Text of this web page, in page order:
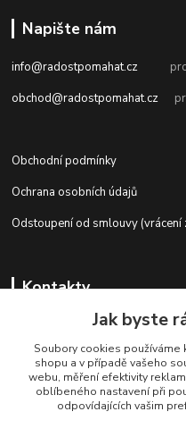
Napište nám
info@radostpomahat.cz pro
obchod@radostpomahat.cz
Obchodní podmínky
Ochrana osobních údajů
Odstoupení od smlouvy (vrácení
Kontakty
+420 728 727 761
Jak byste
Soubory cookies používáme
shopu a v případě vašeho
webu, měření efektivity
oblíbeného nastavení při
odpovídajících vašim